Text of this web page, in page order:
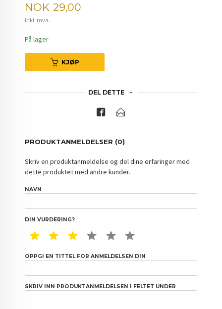
Pris
NOK 29,00
inkl. mva.
På lager
KJØP
DEL DETTE
PRODUKTANMELDELSER (0)
Skriv en produktanmeldelse og del dine erfaringer med
dette produktet med andre kunder.
NAVN
DIN VURDERING?
1 STAR2 STAR3 STAR4 STAR5 STAR
OPPGI EN TITTEL FOR ANMELDELSEN DIN
SKRIV INN PRODUKTANMELDELSEN I FELTET UNDER